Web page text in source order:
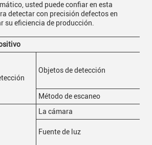
usted puede confiar en esta
detectar con precisión defectos en
su eficiencia de producción.
Objetos de detección
Método de escaneo
La cámara
Fuente de luz